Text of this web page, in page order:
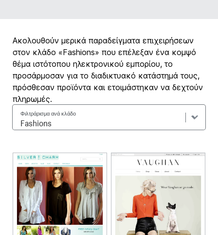
Ακολουθούν μερικά παραδείγματα επιχειρήσεων
στον κλάδο «Fashions» που επέλεξαν ένα κομψό
θέμα ιστότοπου ηλεκτρονικού εμπορίου, το
προσάρμοσαν για το διαδικτυακό κατάστημά τους,
πρόσθεσαν προϊόντα και ετοιμάστηκαν να δεχτούν
πληρωμές.
Φιλτράρισμα ανά κλάδο